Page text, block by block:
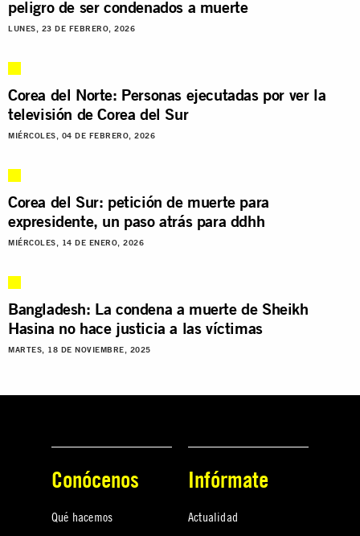
peligro de ser condenados a muerte
LUNES, 23 DE FEBRERO, 2026
Corea del Norte: Personas ejecutadas por ver la
televisión de Corea del Sur
MIÉRCOLES, 04 DE FEBRERO, 2026
Corea del Sur: petición de muerte para
expresidente, un paso atrás para ddhh
MIÉRCOLES, 14 DE ENERO, 2026
Bangladesh: La condena a muerte de Sheikh
Hasina no hace justicia a las víctimas
MARTES, 18 DE NOVIEMBRE, 2025
Conócenos
Qué hacemos
Infórmate
Actualidad